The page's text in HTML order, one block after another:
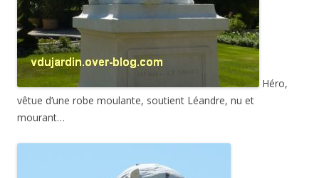
Héro,
vêtue d’une robe moulante, soutient Léandre, nu et
mourant…